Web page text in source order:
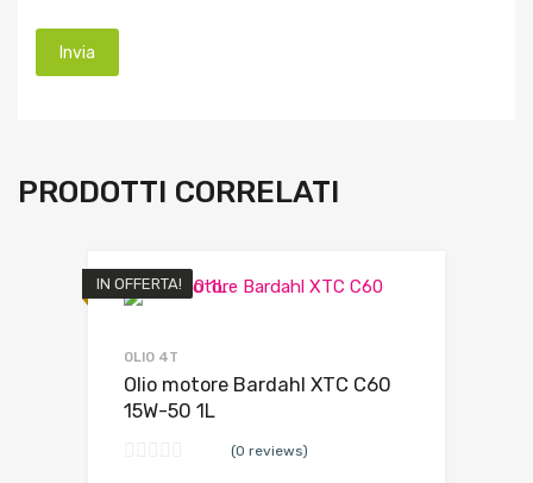
PRODOTTI CORRELATI
IN OFFERTA!
OLIO 4T
Olio motore Bardahl XTC C60
15W-50 1L
(0 reviews)